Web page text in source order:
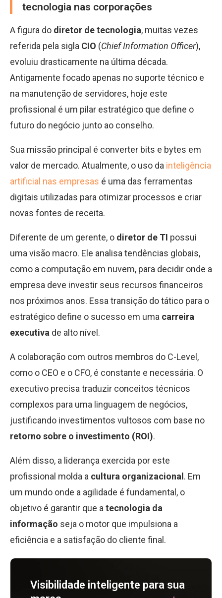
tecnologia nas corporações
A figura do diretor de tecnologia, muitas vezes
referida pela sigla CIO (Chief Information Officer),
evoluiu drasticamente na última década.
Antigamente focado apenas no suporte técnico e
na manutenção de servidores, hoje este
profissional é um pilar estratégico que define o
futuro do negócio junto ao conselho.
Sua missão principal é converter bits e bytes em
valor de mercado. Atualmente, o uso da inteligência
artificial nas empresas é uma das ferramentas
digitais utilizadas para otimizar processos e criar
novas fontes de receita.
Diferente de um gerente, o diretor de TI possui
uma visão macro. Ele analisa tendências globais,
como a computação em nuvem, para decidir onde a
empresa deve investir seus recursos financeiros
nos próximos anos. Essa transição do tático para o
estratégico define o sucesso em uma carreira
executiva de alto nível.
A colaboração com outros membros do C-Level,
como o CEO e o CFO, é constante e necessária. O
executivo precisa traduzir conceitos técnicos
complexos para uma linguagem de negócios,
justificando investimentos vultosos com base no
retorno sobre o investimento (ROI).
Além disso, a liderança exercida por este
profissional molda a cultura organizacional . Em
um mundo onde a agilidade é fundamental, o
objetivo é garantir que a tecnologia da
informação seja o motor que impulsiona a
eficiência e a satisfação do cliente final.
Visibilidade inteligente para sua